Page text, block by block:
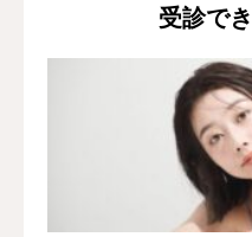
受診で